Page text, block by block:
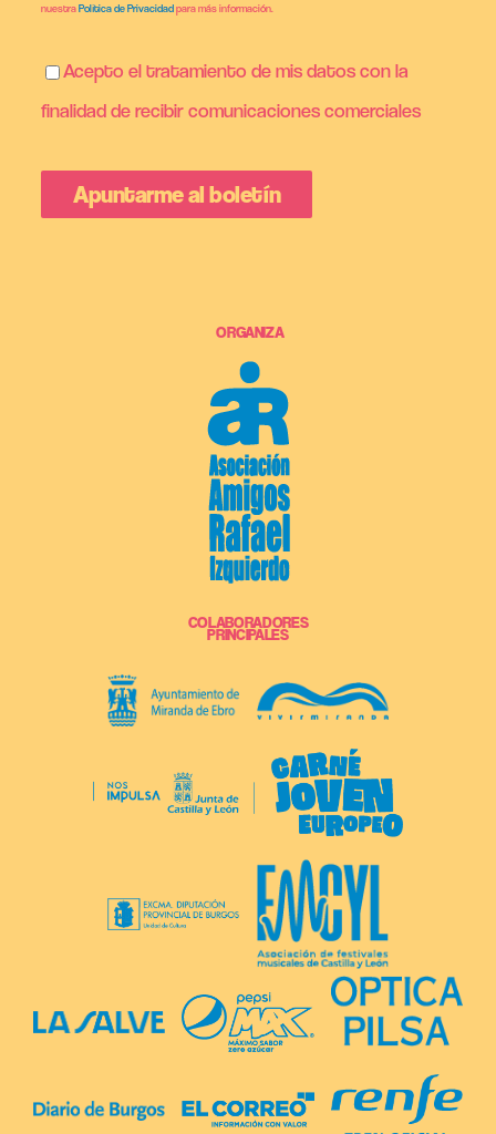
nuestraPolítica de Privacidadpara más información.
Acepto el tratamiento de mis datos con la
finalidad de recibir comunicaciones comerciales
ORGANIZA
COLABORADORES
PRINCIPALES